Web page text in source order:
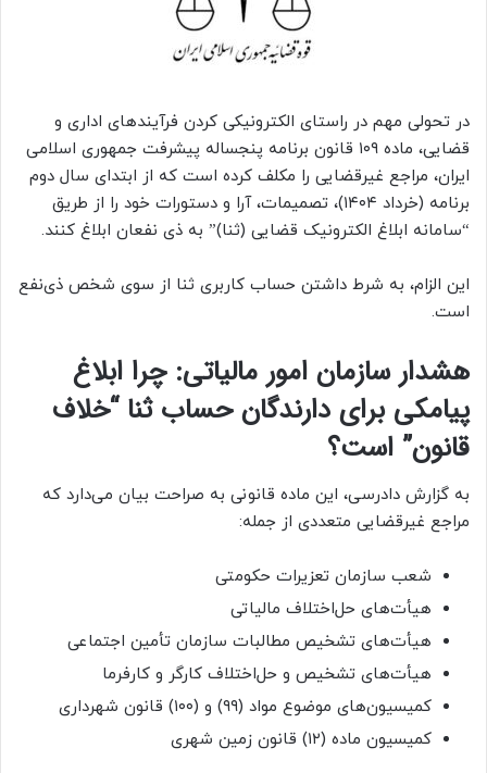
در تحولی مهم در راستای الکترونیکی کردن فرآیندهای اداری و
قضایی، ماده ۱۰۹ قانون برنامه پنجساله پیشرفت جمهوری اسلامی
ایران، مراجع غیرقضایی را مکلف کرده است که از ابتدای سال دوم
برنامه (خرداد ۱۴۰۴)، تصمیمات، آرا و دستورات خود را از طریق
“سامانه ابلاغ الکترونیک قضایی (ثنا)” به ذی نفعان ابلاغ کنند.
این الزام، به شرط داشتن حساب کاربری ثنا از سوی شخص ذی‌نفع
است.
هشدار سازمان امور مالیاتی: چرا ابلاغ
پیامکی برای دارندگان حساب ثنا “خلاف
قانون” است؟
به گزارش دادرسی، این ماده قانونی به صراحت بیان می‌دارد که
مراجع غیرقضایی متعددی از جمله:
شعب سازمان تعزیرات حکومتی
هیأت‌های حل‌اختلاف مالیاتی
هیأت‌های تشخیص مطالبات سازمان تأمین اجتماعی
هیأت‌های تشخیص و حل‌اختلاف کارگر و کارفرما
کمیسیون‌های موضوع مواد (۹۹) و (۱۰۰) قانون شهرداری‌
کمیسیون ماده (۱۲) قانون زمین شهری